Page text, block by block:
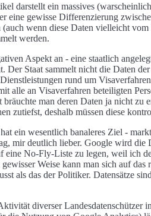
darstellt ein massives
eine gewisse Differenzierung
wenn diese Daten vielleicht
werden.
Aspekt an - eine staatlich
Der Staat sammelt nicht die Daten
rund um
alle an Visaverfahren beteiligten
man deren Daten ja nicht zu
zutiefst, deshalb müssen diese
ein wesentlich banaleres Ziel -
mir deutlich lieber. Google wird die
eine No-Fly-Liste zu legen, weil ich
Weise kann man sich auf
als das der Politiker. Datensätze
diverser Landesdatenschützer